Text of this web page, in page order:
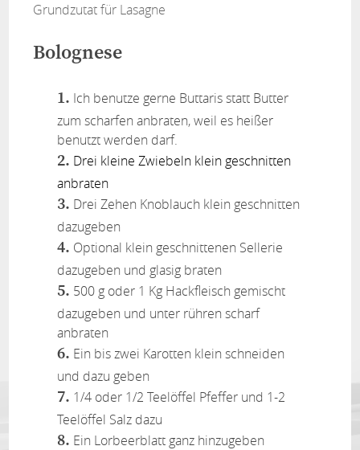
Grundzutat für Lasagne
Bolognese
Ich benutze gerne Buttaris statt Butter
zum scharfen anbraten, weil es heißer
benutzt werden darf.
Drei kleine Zwiebeln klein geschnitten
anbraten
Drei Zehen Knoblauch klein geschnitten
dazugeben
Optional klein geschnittenen Sellerie
dazugeben und glasig braten
500 g oder 1 Kg Hackfleisch gemischt
dazugeben und unter rühren scharf
anbraten
Ein bis zwei Karotten klein schneiden
und dazu geben
1/4 oder 1/2 Teelöffel Pfeffer und 1-2
Teelöffel Salz dazu
Ein Lorbeerblatt ganz hinzugeben